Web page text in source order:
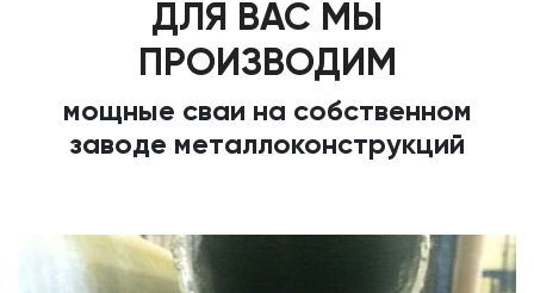
ДЛЯ ВАС МЫ
ПРОИЗВОДИМ
мощные сваи на собственном
заводе металлоконструкций